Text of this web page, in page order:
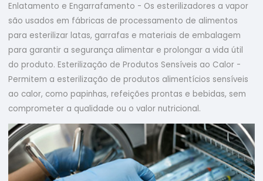
Enlatamento e Engarrafamento - Os esterilizadores a vapor
são usados em fábricas de processamento de alimentos
para esterilizar latas, garrafas e materiais de embalagem
para garantir a segurança alimentar e prolongar a vida útil
do produto. Esterilização de Produtos Sensíveis ao Calor -
Permitem a esterilização de produtos alimentícios sensíveis
ao calor, como papinhas, refeições prontas e bebidas, sem
comprometer a qualidade ou o valor nutricional.